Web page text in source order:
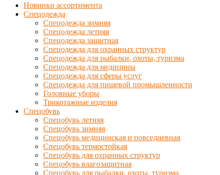
Новинки ассортимента
Спецодежда
Спецодежда зимняя
Спецодежда летняя
Спецодежда защитная
Спецодежда для охранных структур
Спецодежда для рыбалки, охоты, туризма
Спецодежда для медицины
Спецодежда для сферы услуг
Спецодежда для пищевой промышленности
Головные уборы
Трикотажные изделия
Спецобувь
Спецобувь летняя
Спецобувь зимняя
Спецобувь медицинская и повседневная
Спецобувь термостойкая
Спецобувь для охранных структур
Спецобувь влагозащитная
Спецобувь для рыбалки, охоты, туризма